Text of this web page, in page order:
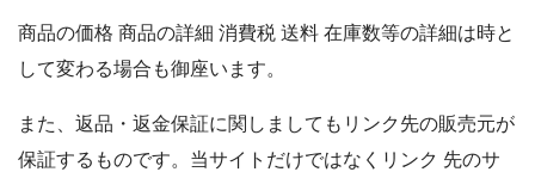
商品の価格 商品の詳細 消費税 送料 在庫数等の詳細は時と
して変わる場合も御座います。
また、返品・返金保証に関しましてもリンク先の販売元が
保証するものです。当サイトだけではなくリンク 先のサ